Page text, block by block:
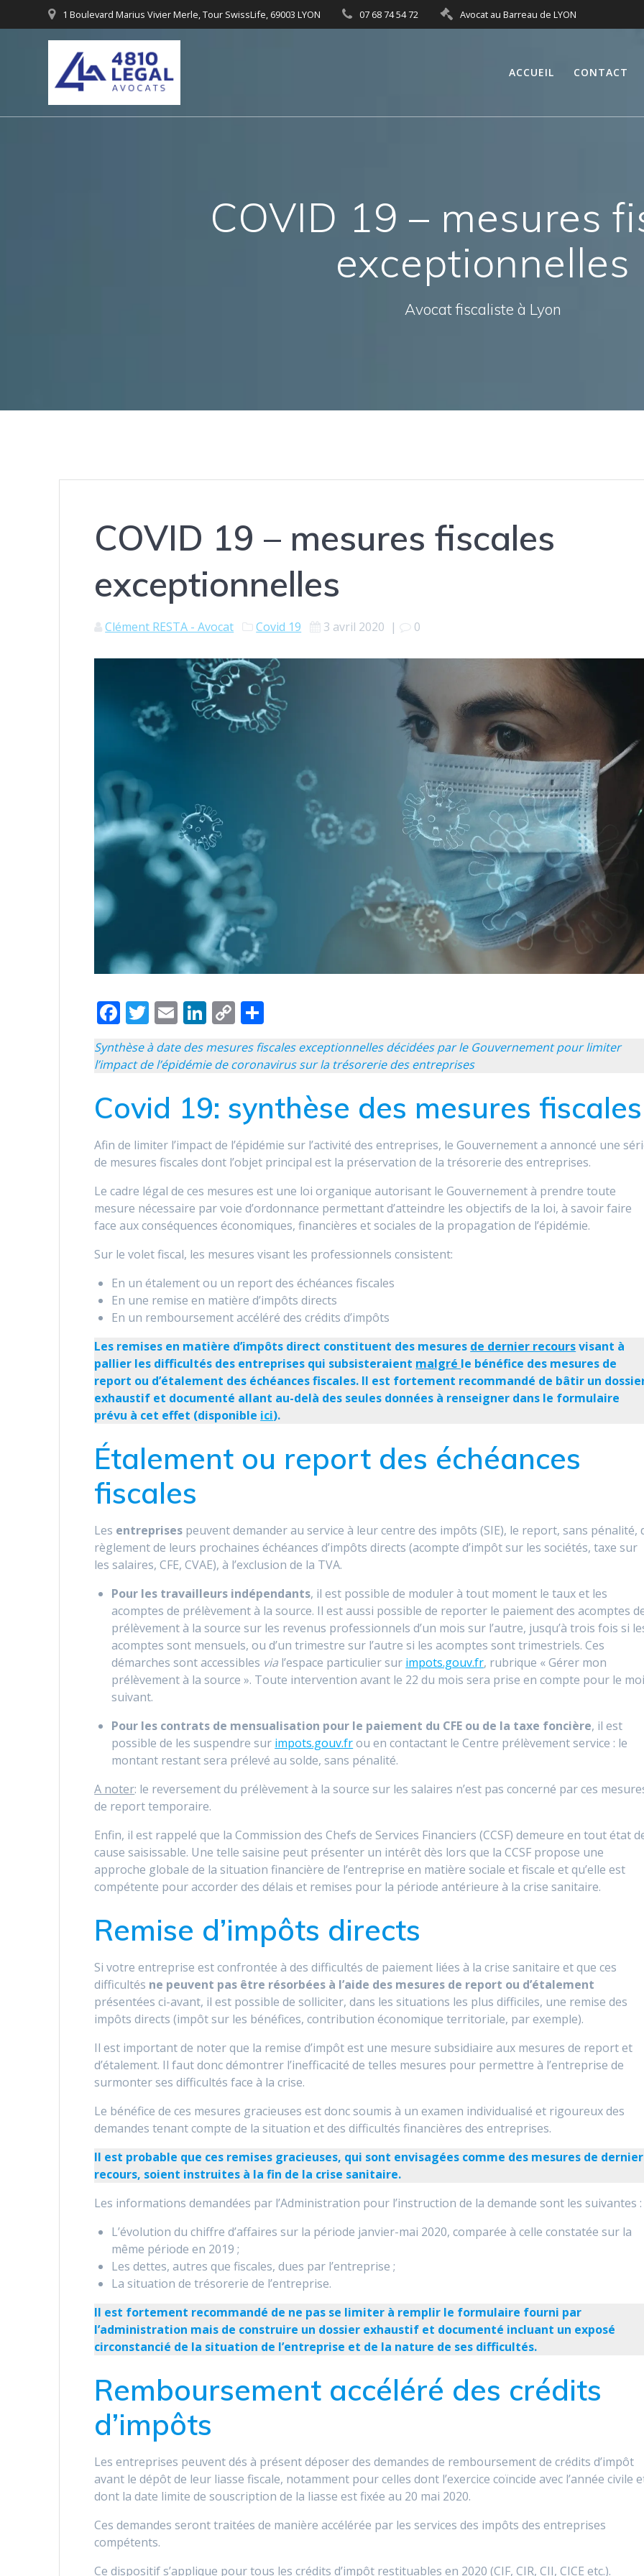
au
1 Boulevard Marius Vivier Merle, Tour SwissLife, 69003 LYON 07 68 74 54 72 Avocat au Barreau de LYON
ACCUEIL CONTACT
COVID 19 – mesures
exceptionnelles
Avocat fiscaliste à Lyon
COVID 19 – mesures fiscales
exceptionnelles
Clément RESTA - Avocat Covid 19 3 avril 2020 | 0
F
ac
e
o
o
k
T
w
itt
er
E
m
ai
Li
k
dI
n
C
p
Li
n
k
ar
ta
er
Synthèse à date des mesures fiscales exceptionnelles décidées par le Gouvernement pour limiter
l’impact de l’épidémie de coronavirus sur la trésorerie des entreprises
Covid 19: synthèse des mesures fiscales
Afin de limiter l’impact de l’épidémie sur l’activité des entreprises, le Gouvernement a annoncé une
de mesures fiscales dont l’objet principal est la préservation de la trésorerie des entreprises.
Le cadre légal de ces mesures est une loi organique autorisant le Gouvernement à prendre toute
mesure nécessaire par voie d’ordonnance permettant d’atteindre les objectifs de la loi, à savoir faire
face aux conséquences économiques, financières et sociales de la propagation de l’épidémie.
Sur le volet fiscal, les mesures visant les professionnels consistent:
En un étalement ou un report des échéances fiscales
En une remise en matière d’impôts directs
En un remboursement accéléré des crédits d’impôts
Les remises en matière d’impôts direct constituent des mesures de dernier recoursvisant à
pallier les difficultés des entreprises qui subsisteraient malgré le bénéfice des mesures de
report ou d’étalement des échéances fiscales. Il est fortement recommandé de bâtir un
exhaustif et documenté allant au-delà des seules données à renseigner dans le formulaire
prévu à cet effet (disponible ici).
Étalement ou report des échéances
fiscales
Les entreprises peuvent demander au service à leur centre des impôts (SIE), le report, sans pénalité,
règlement de leurs prochaines échéances d’impôts directs (acompte d’impôt sur les sociétés, taxe sur
les salaires, CFE, CVAE), à l’exclusion de la TVA.
Pour les travailleurs indépendants, il est possible de moduler à tout moment le taux et les
acomptes de prélèvement à la source. Il est aussi possible de reporter le paiement des acomptes
prélèvement à la source sur les revenus professionnels d’un mois sur l’autre, jusqu’à trois fois si
acomptes sont mensuels, ou d’un trimestre sur l’autre si les acomptes sont trimestriels. Ces
démarches sont accessibles via l’espace particulier sur impots.gouv.fr, rubrique « Gérer mon
prélèvement à la source ». Toute intervention avant le 22 du mois sera prise en compte pour le
suivant.
Pour les contrats de mensualisation pour le paiement du CFE ou de la taxe foncière, il est
possible de les suspendre sur impots.gouv.frou en contactant le Centre prélèvement service : le
montant restant sera prélevé au solde, sans pénalité.
A noter: le reversement du prélèvement à la source sur les salaires n’est pas concerné par ces
de report temporaire.
Enfin, il est rappelé que la Commission des Chefs de Services Financiers (CCSF) demeure en tout état
cause saisissable. Une telle saisine peut présenter un intérêt dès lors que la CCSF propose une
approche globale de la situation financière de l’entreprise en matière sociale et fiscale et qu’elle est
compétente pour accorder des délais et remises pour la période antérieure à la crise sanitaire.
Remise d’impôts directs
Si votre entreprise est confrontée à des difficultés de paiement liées à la crise sanitaire et que ces
difficultés ne peuvent pas être résorbées à l’aide des mesures de report ou d’étalement
présentées ci-avant, il est possible de solliciter, dans les situations les plus difficiles, une remise des
impôts directs (impôt sur les bénéfices, contribution économique territoriale, par exemple).
Il est important de noter que la remise d’impôt est une mesure subsidiaire aux mesures de report et
d’étalement. Il faut donc démontrer l’inefficacité de telles mesures pour permettre à l’entreprise de
surmonter ses difficultés face à la crise.
Le bénéfice de ces mesures gracieuses est donc soumis à un examen individualisé et rigoureux des
demandes tenant compte de la situation et des difficultés financières des entreprises.
Il est probable que ces remises gracieuses, qui sont envisagées comme des mesures de dernier
recours, soient instruites à la fin de la crise sanitaire.
Les informations demandées par l’Administration pour l’instruction de la demande sont les suivantes :
L’évolution du chiffre d’affaires sur la période janvier-mai 2020, comparée à celle constatée sur la
même période en 2019 ;
Les dettes, autres que fiscales, dues par l’entreprise ;
La situation de trésorerie de l’entreprise.
Il est fortement recommandé de ne pas se limiter à remplir le formulaire fourni par
l’administration mais de construire un dossier exhaustif et documenté incluant un exposé
circonstancié de la situation de l’entreprise et de la nature de ses difficultés.
Remboursement accéléré des crédits
d’impôts
Les entreprises peuvent dés à présent déposer des demandes de remboursement de crédits d’impôt
avant le dépôt de leur liasse fiscale, notamment pour celles dont l’exercice coïncide avec l’année civile
dont la date limite de souscription de la liasse est fixée au 20 mai 2020.
Ces demandes seront traitées de manière accélérée par les services des impôts des entreprises
compétents.
Ce dispositif s’applique pour tous les crédits d’impôt restituables en 2020 (CIF, CIR, CII, CICE etc.).